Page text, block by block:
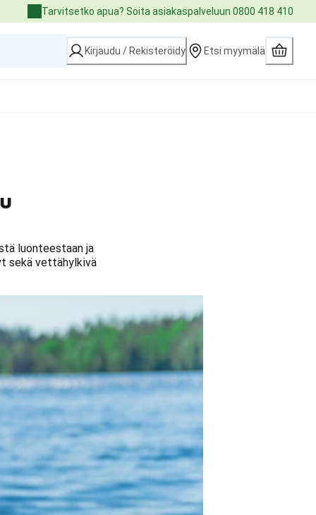
Tarvitsetko apua? Soita asiakaspalveluun 0800 418 410
Kirjaudu / Rekisteröidy Etsi myymälä
luonteestaan ja
sekä vettähylkivä